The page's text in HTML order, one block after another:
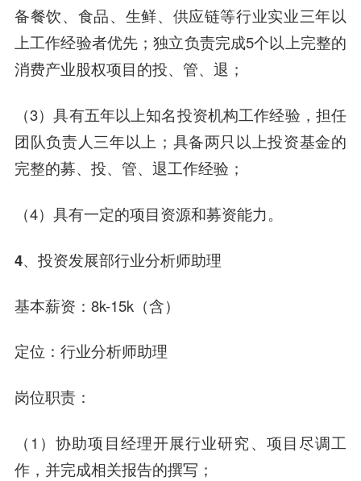
备餐饮、食品、生鲜、供应链等行业实业三年以
上工作经验者优先；独立负责完成5个以上完整的
消费产业股权项目的投、管、退；
（3）具有五年以上知名投资机构工作经验，担任
团队负责人三年以上；具备两只以上投资基金的
完整的募、投、管、退工作经验；
（4）具有一定的项目资源和募资能力。
4、投资发展部行业分析师助理
基本薪资：8k-15k（含）
定位：行业分析师助理
岗位职责：
（1）协助项目经理开展行业研究、项目尽调工
作，并完成相关报告的撰写；